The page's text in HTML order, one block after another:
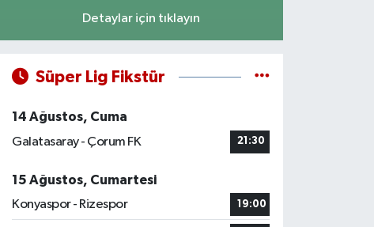
Detaylar için tıklayın
Süper Lig Fikstür
14 Ağustos, Cuma
Galatasaray - Çorum FK
21:30
15 Ağustos, Cumartesi
Konyaspor - Rizespor
19:00